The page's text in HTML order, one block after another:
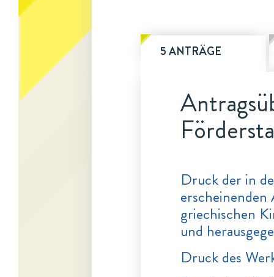
5 ANTRÄGE
Druck der in
griechischen
und
Druck des